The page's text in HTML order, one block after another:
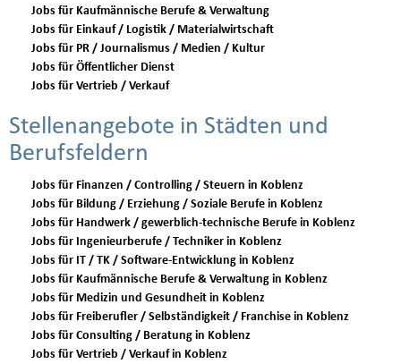
Jobs für Kaufmännische Berufe & Verwaltung
Jobs für Einkauf / Logistik / Materialwirtschaft
Jobs für PR / Journalismus / Medien / Kultur
Jobs für Öffentlicher Dienst
Jobs für Vertrieb / Verkauf
Stellenangebote in Städten und
Berufsfeldern
Jobs für Finanzen / Controlling / Steuern in Koblenz
Jobs für Bildung / Erziehung / Soziale Berufe in Koblenz
Jobs für Handwerk / gewerblich-technische Berufe in Koblenz
Jobs für Ingenieurberufe / Techniker in Koblenz
Jobs für IT / TK / Software-Entwicklung in Koblenz
Jobs für Kaufmännische Berufe & Verwaltung in Koblenz
Jobs für Medizin und Gesundheit in Koblenz
Jobs für Freiberufler / Selbständigkeit / Franchise in Koblenz
Jobs für Consulting / Beratung in Koblenz
Jobs für Vertrieb / Verkauf in Koblenz